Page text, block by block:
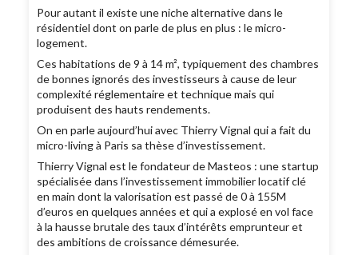
Pour autant il existe une niche alternative dans le
résidentiel dont on parle de plus en plus : le micro-
logement.
Ces habitations de 9 à 14 m², typiquement des chambres
de bonnes ignorés des investisseurs à cause de leur
complexité réglementaire et technique mais qui
produisent des hauts rendements.
On en parle aujourd’hui avec Thierry Vignal qui a fait du
micro-living à Paris sa thèse d’investissement.
Thierry Vignal est le fondateur de Masteos : une startup
spécialisée dans l’investissement immobilier locatif clé
en main dont la valorisation est passé de 0 à 155M
d’euros en quelques années et qui a explosé en vol face
à la hausse brutale des taux d’intérêts emprunteur et
des ambitions de croissance démesurée.